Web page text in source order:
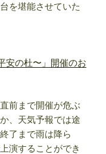
を堪能させていた
安の杜〜」開催のお
前まで開催が危ぶ
、天気予報では途
了まで雨は降ら
演することができ